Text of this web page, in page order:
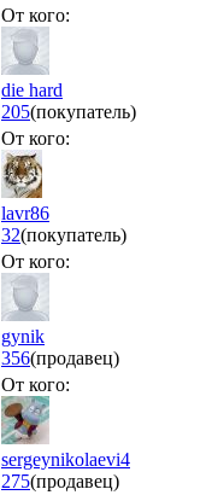
От кого:
die hard
205(покупатель)
От кого:
lavr86
32(покупатель)
От кого:
gynik
356(продавец)
От кого:
sergeynikolaevi4
275(продавец)